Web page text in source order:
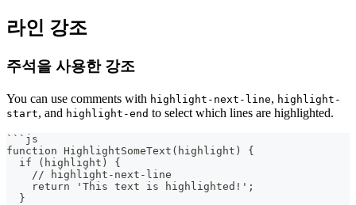
라인 강조
주석을 사용한 강조
You can use comments with highlight-next-line, highlight-
start, and highlight-end to select which lines are highlighted.
``` js
function HighlightSomeText(highlight) {
  if (highlight) {
    // highlight-next-line
    return 'This text is highlighted!';
  }